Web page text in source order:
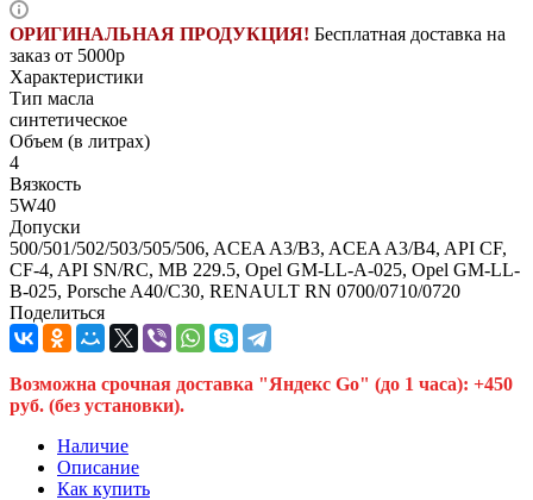
ОРИГИНАЛЬНАЯ ПРОДУКЦИЯ! Бесплатная доставка на
заказ от 5000р
Характеристики
Тип масла
синтетическое
Объем (в литрах)
4
Вязкость
5W40
Допуски
500/501/502/503/505/506, ACEA A3/B3, ACEA A3/B4, API CF,
CF-4, API SN/RC, MB 229.5, Opel GM-LL-A-025, Opel GM-LL-
B-025, Porsche A40/C30, RENAULT RN 0700/0710/0720
Поделиться
Возможна срочная доставка "Яндекс Go" (до 1 часа): +450
руб. (без установки).
Наличие
Описание
Как купить